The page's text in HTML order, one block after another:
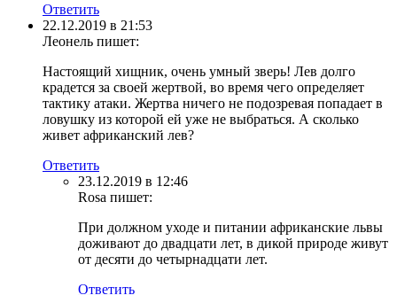
Ответить
22.12.2019 в 21:53
Леонель пишет:
Настоящий хищник, очень умный зверь! Лев долго
крадется за своей жертвой, во время чего определяет
тактику атаки. Жертва ничего не подозревая попадает в
ловушку из которой ей уже не выбраться. А сколько
живет африканский лев?
Ответить
23.12.2019 в 12:46
Rosa пишет:
При должном уходе и питании африканские львы
доживают до двадцати лет, в дикой природе живут
от десяти до четырнадцати лет.
Ответить